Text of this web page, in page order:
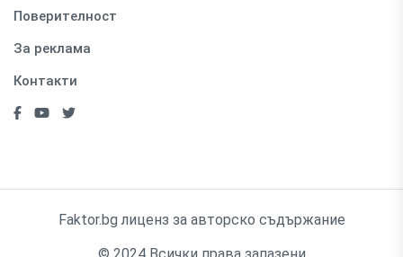
Поверителност
За реклама
Контакти
Faktor.bg лиценз за авторско съдържание